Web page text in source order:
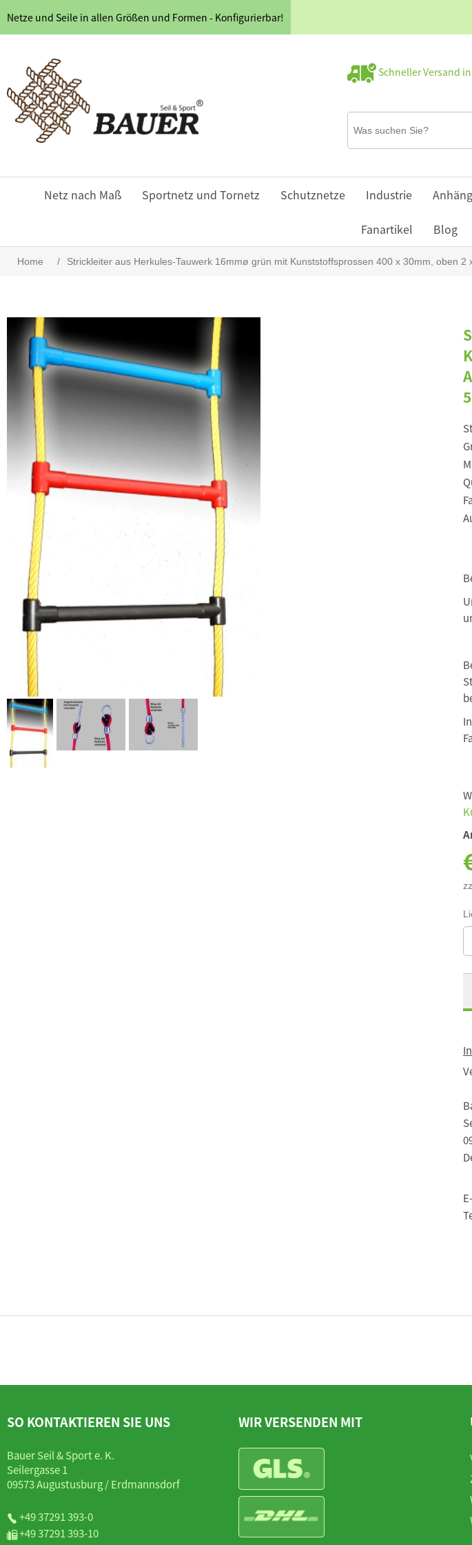
Netze und Seile in allen Größen und Formen - Konfigurierbar!
Schneller Versand
Netz nach Maß Sportnetz und Tornetz Schutznetze Industrie
Fanartikel Blog
Home / Strickleiter aus Herkules-Tauwerk 16mmø grün mit Kunststoffsprossen 400 x 30mm, oben
SO KONTAKTIEREN SIE UNS
Bauer Seil & Sport e. K.
Seilergasse 1
09573 Augustusburg / Erdmannsdorf
+49 37291 393-0
+49 37291 393-10
WIR VERSENDEN MIT